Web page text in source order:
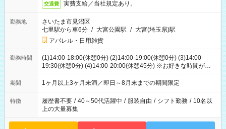
交通費 実費支給／当社規定あり。
勤務地
さいたま市見沼区
七里駅から車6分 / 大宮公園駅 / 大宮(埼玉県)駅
アパレル・日用雑貨
勤務時間
(1)14:00-18:00(休憩0分) (2)14:00-19:00(休憩0分) (3)14:00-
19:30(休憩0分) (4)14:00-20:00(休憩45分) ※お好きな時間が選べ
ます
期間 1ヶ月以上3ヶ月未満／即日～8月末までの期間限定
特徴 履歴書不要 / 40～50代活躍中 / 服装自由 / シフト勤務 / 10名以
上の大量募集